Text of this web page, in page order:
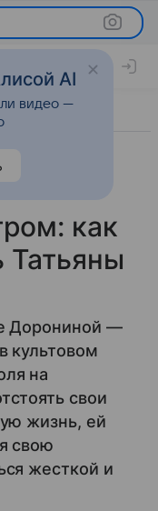
как
Татьяны
Дорониной —
культовом
на
свои
жизнь, ей
свою
жесткой и
AI
видео —